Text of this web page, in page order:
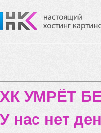
ХК УМРЁТ
У нас нет